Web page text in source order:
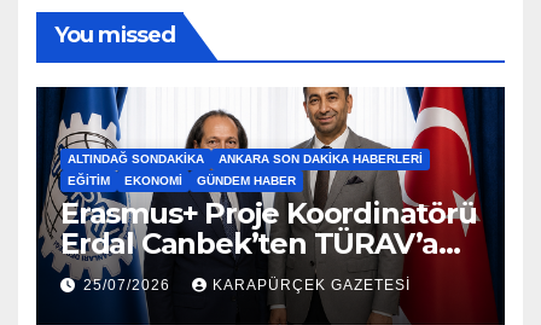
You missed
ALTINDAĞ SONDAKIKA
ANKARA SON DAKIKA HABERLERI
EĞITIM
EKONOMI GÜNDEM HABER
Erasmus+ Proje Koordinatörü
Erdal Canbek’ten TÜRAV’a
Ziyaret…2026
25/07/2026 KARAPÜRÇEK GAZETESİ